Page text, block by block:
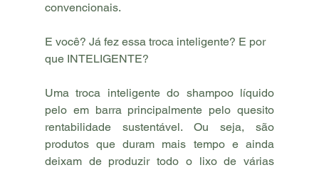
convencionais.
E você? Já fez essa troca inteligente? E por
que INTELIGENTE?
Uma troca inteligente do shampoo líquido
pelo em barra principalmente pelo quesito
rentabilidade sustentável. Ou seja, são
produtos que duram mais tempo e ainda
deixam de produzir todo o lixo de várias